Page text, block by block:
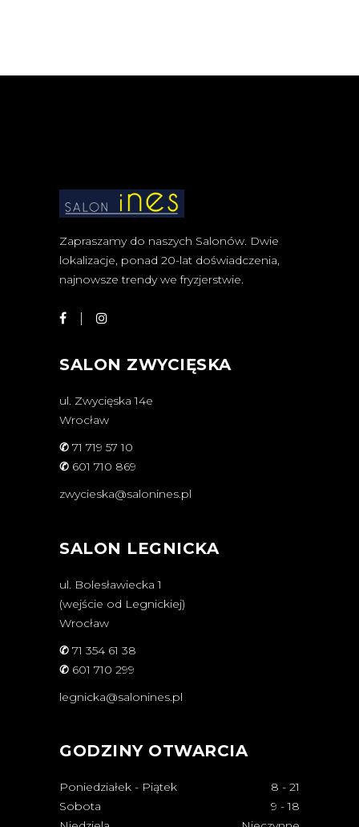
Zapraszamy do naszych Salonów. Dwie
lokalizacje, ponad 20-lat doświadczenia,
najnowsze trendy we fryzjerstwie.
SALON ZWYCIĘSKA
ul. Zwycięska 14e
Wrocław
✆ 71 719 57 10
✆ 601 710 869
zwycieska@salonines.pl
SALON LEGNICKA
ul. Bolesławiecka 1
(wejście od Legnickiej)
Wrocław
✆ 71 354 61 38
✆ 601 710 299
legnicka@salonines.pl
GODZINY OTWARCIA
Poniedziałek - Piątek 8 - 21
Sobota
9 - 18